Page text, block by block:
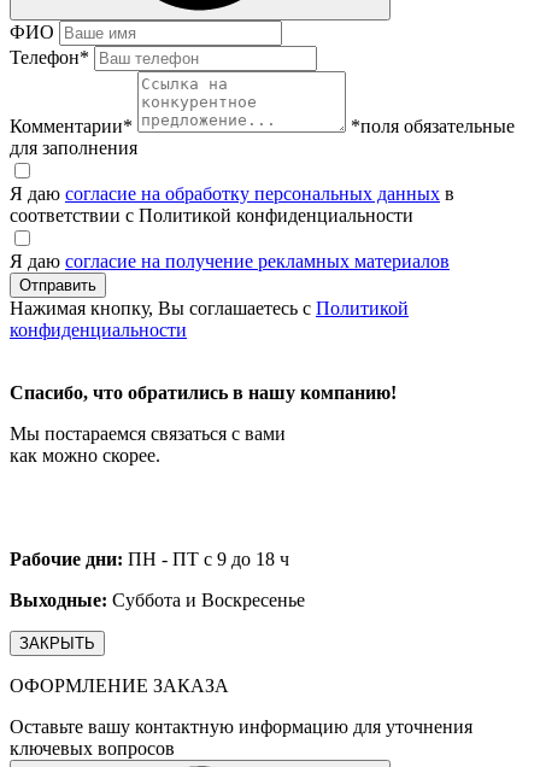
ФИО
Телефон*
Комментарии*
*поля обязательные
для заполнения
Я даю согласие на обработку персональных данных в
соответствии с Политикой конфиденциальности
Я даю согласие на получение рекламных материалов
Нажимая кнопку, Вы соглашаетесь с Политикой
конфиденциальности
Спасибо, что обратились в нашу компанию!
Мы постараемся связаться с вами
как можно скорее.
Рабочие дни: ПН - ПТ с 9 до 18 ч
Выходные: Суббота и Воскресенье
ЗАКРЫТЬ
ОФОРМЛЕНИЕ ЗАКАЗА
Оставьте вашу контактную информацию для уточнения
ключевых вопросов